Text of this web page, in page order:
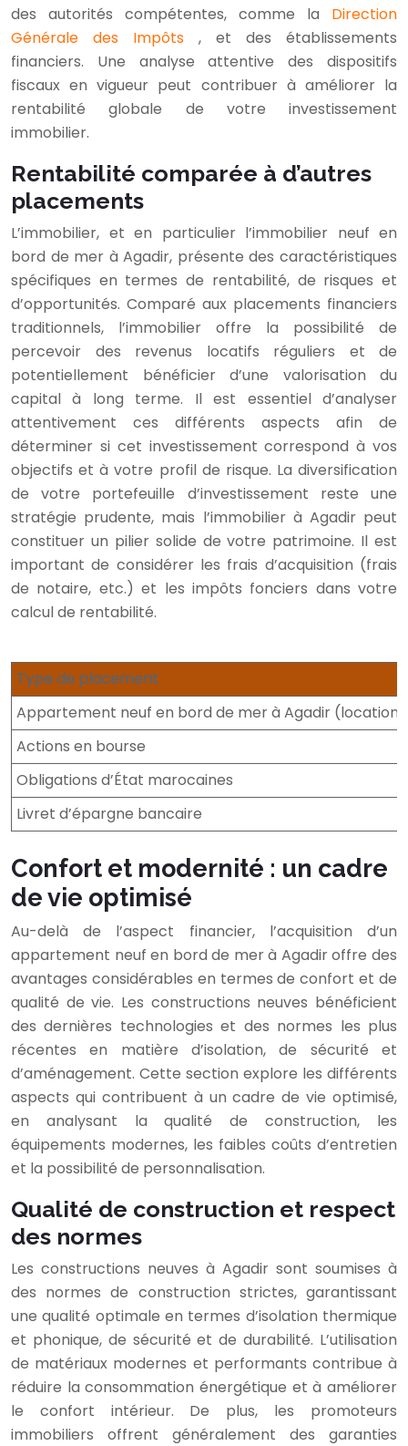
des autorités compétentes, comme la Direction
Générale des Impôts , et des établissements
financiers. Une analyse attentive des dispositifs
fiscaux en vigueur peut contribuer à améliorer la
rentabilité globale de votre investissement
immobilier.
Rentabilité comparée à d’autres
placements
L’immobilier, et en particulier l’immobilier neuf en
bord de mer à Agadir, présente des caractéristiques
spécifiques en termes de rentabilité, de risques et
d’opportunités. Comparé aux placements financiers
traditionnels, l’immobilier offre la possibilité de
percevoir des revenus locatifs réguliers et de
potentiellement bénéficier d’une valorisation du
capital à long terme. Il est essentiel d’analyser
attentivement ces différents aspects afin de
déterminer si cet investissement correspond à vos
objectifs et à votre profil de risque. La diversification
de votre portefeuille d’investissement reste une
stratégie prudente, mais l’immobilier à Agadir peut
constituer un pilier solide de votre patrimoine. Il est
important de considérer les frais d’acquisition (frais
de notaire, etc.) et les impôts fonciers dans votre
calcul de rentabilité.
Type de placement
Appartement neuf en bord de mer à Agadir (location)
Actions en bourse
Obligations d’État marocaines
Livret d’épargne bancaire
Confort et modernité : un cadre
de vie optimisé
Au-delà de l’aspect financier, l’acquisition d’un
appartement neuf en bord de mer à Agadir offre des
avantages considérables en termes de confort et de
qualité de vie. Les constructions neuves bénéficient
des dernières technologies et des normes les plus
récentes en matière d’isolation, de sécurité et
d’aménagement. Cette section explore les différents
aspects qui contribuent à un cadre de vie optimisé,
en analysant la qualité de construction, les
équipements modernes, les faibles coûts d’entretien
et la possibilité de personnalisation.
Qualité de construction et respect
des normes
Les constructions neuves à Agadir sont soumises à
des normes de construction strictes, garantissant
une qualité optimale en termes d’isolation thermique
et phonique, de sécurité et de durabilité. L’utilisation
de matériaux modernes et performants contribue à
réduire la consommation énergétique et à améliorer
le confort intérieur. De plus, les promoteurs
immobiliers offrent généralement des garanties